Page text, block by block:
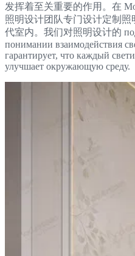
发挥着至关重要的作用。在
照明设计团队专门设计定制
代室内。我们对照明设计的
понимании взаимодействия
гарантирует, что каждый
улучшает окружающую среду.